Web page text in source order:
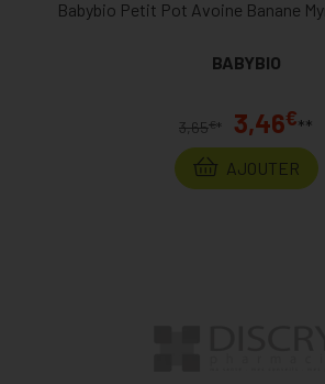
Babybio Petit Pot Avoine Banane
BABYBIO
3,65€* 3,46€**
AJOUTER